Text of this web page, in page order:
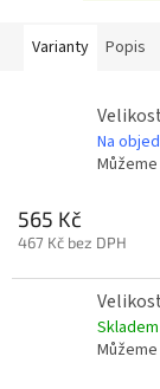
Varianty Popis
Na
565 Kč
467 Kč bez DPH
Skladem